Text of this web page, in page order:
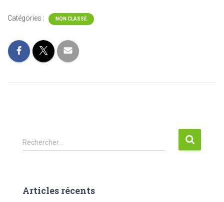
Catégories : NON CLASSÉ
R
e
r
Rechercher…
Articles récents